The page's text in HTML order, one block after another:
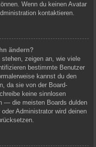
Wenn du keinen Avatar
kontaktieren.
ändern?
stehen, zeigen an, wie viele
bestimmte Benutzer
kannst du den
da sie von der Board-
keine sinnlosen
— die meisten Boards dulden
Administrator wird deinen